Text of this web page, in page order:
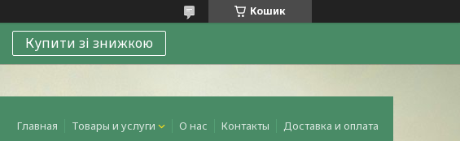
Кошик
Купити зі знижкою
Главная Товары и услуги О нас Контакты Доставка и оплата